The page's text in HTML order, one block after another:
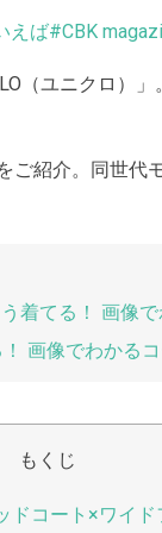
ば#CBK
（ユニクロ）
紹介。同世代
着てる！ 画像
画像でわかる
もくじ
コート×ワイ